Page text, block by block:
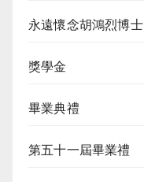
永遠懷念胡鴻烈博士
獎學金
畢業典禮
第五十一屆畢業禮